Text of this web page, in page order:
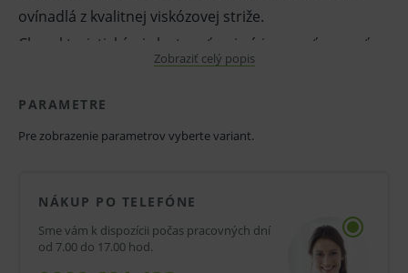
ovínadlá z kvalitnej viskózovej striže.
Charakteristickými vlastnosťami sú jemnosť, savosť a
priedušnosť. Sú pletené v šírke, vďaka čomu majú
pevný a nestrapkavý okraj. K dispozícii v rôznych
fixačné účely, majú široké spektrum použitia v
zdravotnej starostlivosti.
Zobraziť celý popis
PARAMETRE
Pre zobrazenie parametrov vyberte variant.
NÁKUP PO TELEFÓNE
Sme vám k dispozícii počas pracovných dní
od 7.00 do 17.00 hod.